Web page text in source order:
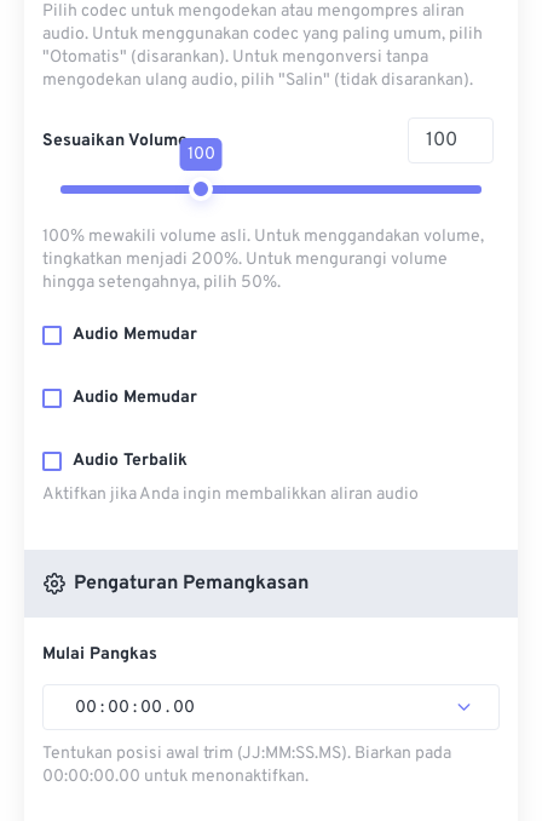
Pilih codec untuk mengodekan atau mengompres aliran
audio. Untuk menggunakan codec yang paling umum, pilih
"Otomatis" (disarankan). Untuk mengonversi tanpa
mengodekan ulang audio, pilih "Salin" (tidak disarankan).
Sesuaikan Volume
100
100% mewakili volume asli. Untuk menggandakan volume,
tingkatkan menjadi 200%. Untuk mengurangi volume
hingga setengahnya, pilih 50%.
Audio Memudar
Audio Memudar
Audio Terbalik
Aktifkan jika Anda ingin membalikkan aliran audio
Pengaturan Pemangkasan
Mulai Pangkas
00 : 00 : 00 . 00
Tentukan posisi awal trim (JJ:MM:SS.MS). Biarkan pada
00:00:00.00 untuk menonaktifkan.